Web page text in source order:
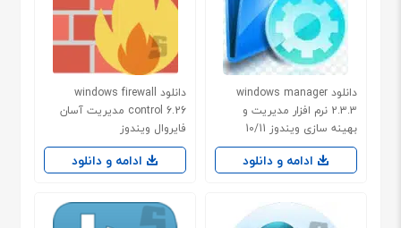
دانلود windows manager
2.3.3 نرم افزار مدیریت و
بهینه سازی ویندوز 10/11
ادامه و دانلود
دانلود windows firewall
control 6.26 مدیریت آسان
فایروال ویندوز
ادامه و دانلود